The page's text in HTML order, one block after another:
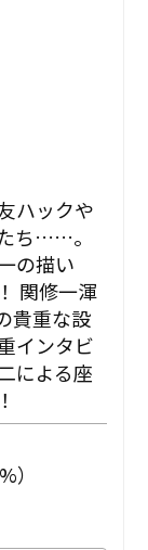
ハックや
ち……。
の描い
関修一渾
貴重な設
インタビ
による座
）